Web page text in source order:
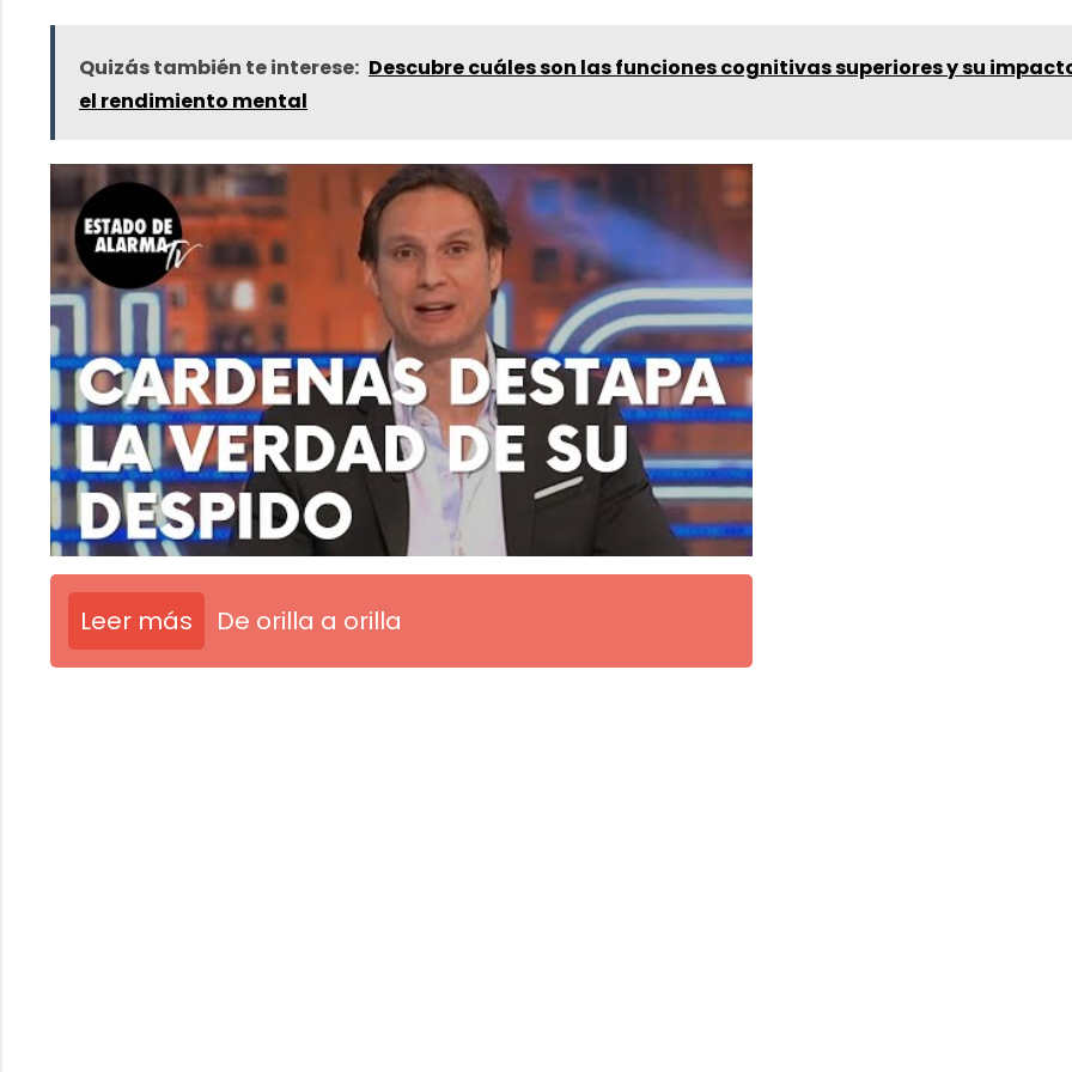
Quizás también te interese: Descubre cuáles son las funciones cognitivas superiores y su
el rendimiento mental
Leer más De orilla a orilla